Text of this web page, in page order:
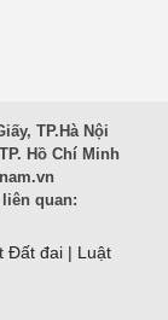
TP.Hà Nội
Hồ Chí Minh
quan:
Đất đai | Luật